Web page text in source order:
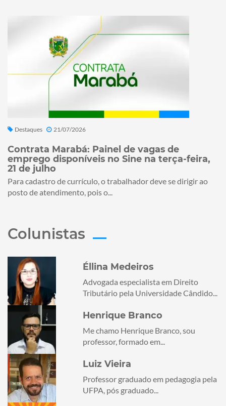
Destaques 21/07/2026
Contrata Marabá: Painel de vagas de
emprego disponíveis no Sine na terça-feira,
21 de julho
Para cadastro de currículo, o trabalhador deve se dirigir ao
posto de atendimento, pois o...
Colunistas
Éllina Medeiros
Advogada especialista em Direito
Tributário pela Universidade Cândido...
Henrique Branco
Me chamo Henrique Branco, sou
professor, formado em...
Luiz Vieira
Professor graduado em pedagogia pela
UFPA, pós graduado...